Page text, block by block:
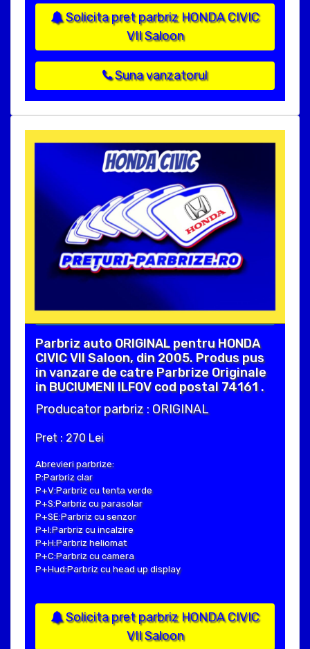
Solicita pret parbriz HONDA CIVIC
VII Saloon
Suna vanzatorul
Parbriz auto ORIGINAL pentru HONDA
CIVIC VII Saloon, din 2005. Produs pus
in vanzare de catre Parbrize Originale
in BUCIUMENI ILFOV cod postal 74161 .
Producator parbriz : ORIGINAL
Pret : 270 Lei
Abrevieri parbrize:
P:Parbriz clar
P+V:Parbriz cu tenta verde
P+S:Parbriz cu parasolar
P+SE:Parbriz cu senzor
P+I:Parbriz cu incalzire
P+H:Parbriz heliomat
P+C:Parbriz cu camera
P+Hud:Parbriz cu head up display
Solicita pret parbriz HONDA CIVIC
VII Saloon